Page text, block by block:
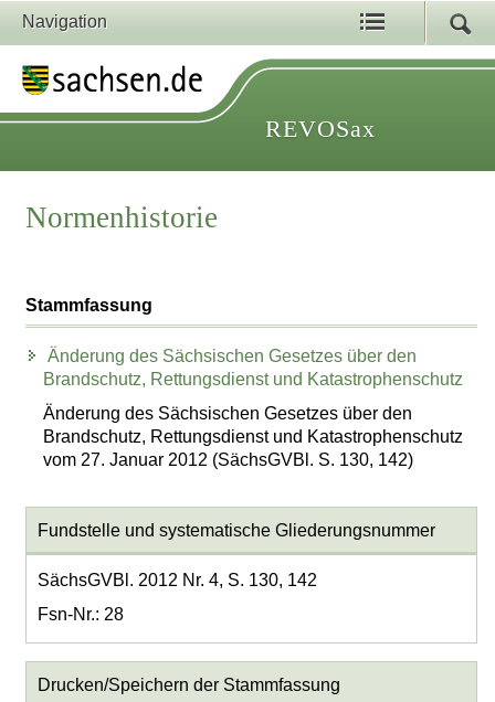
Navigation
REVOSax
Normenhistorie
Stammfassung
Änderung des Sächsischen Gesetzes über den
Brandschutz, Rettungsdienst und Katastrophenschutz
Änderung des Sächsischen Gesetzes über den
Brandschutz, Rettungsdienst und Katastrophenschutz
vom 27. Januar 2012 (SächsGVBl. S. 130, 142)
Fundstelle und systematische Gliederungsnummer
SächsGVBl. 2012 Nr. 4, S. 130, 142
Fsn-Nr.: 28
Drucken/Speichern der Stammfassung